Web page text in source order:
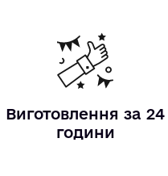
Виготовлення за 24
години